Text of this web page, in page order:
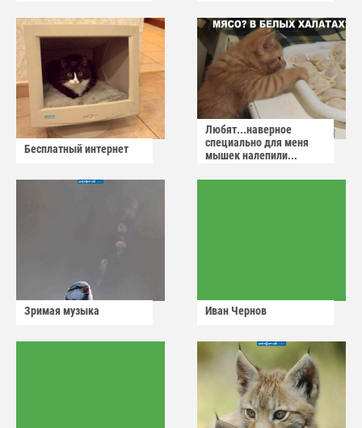
Бесплатный интернет
Любят...наверное
специально для меня
мышек налепили...
Зримая музыка Иван Чернов